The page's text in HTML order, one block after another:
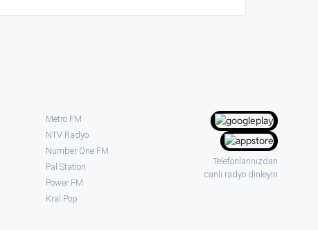
Metro FM
NTV Radyo
Number One FM
Pal Station
Power FM
Kral Pop
Telefonlarınızdan
canlı radyo dinleyin